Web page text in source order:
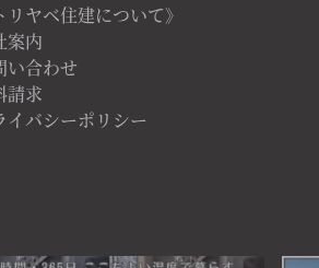
リヤベ住建について》
案内
い合わせ
請求
イバシーポリシー